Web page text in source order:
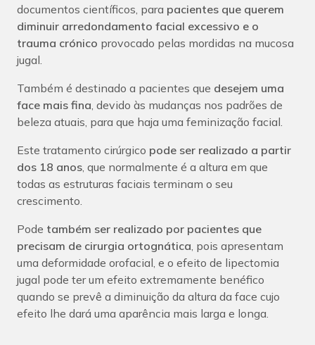
documentos científicos, para pacientes que querem
diminuir arredondamento facial excessivo e o
trauma crónico provocado pelas mordidas na mucosa
jugal.
Também é destinado a pacientes que desejem uma
face mais fina , devido às mudanças nos padrões de
beleza atuais, para que haja uma feminização facial.
Este tratamento cirúrgico pode ser realizado a partir
dos 18 anos , que normalmente é a altura em que
todas as estruturas faciais terminam o seu
crescimento.
Pode também ser realizado por pacientes que
precisam de cirurgia ortognática , pois apresentam
uma deformidade orofacial, e o efeito de lipectomia
jugal pode ter um efeito extremamente benéfico
quando se prevê a diminuição da altura da face cujo
efeito lhe dará uma aparência mais larga e longa.